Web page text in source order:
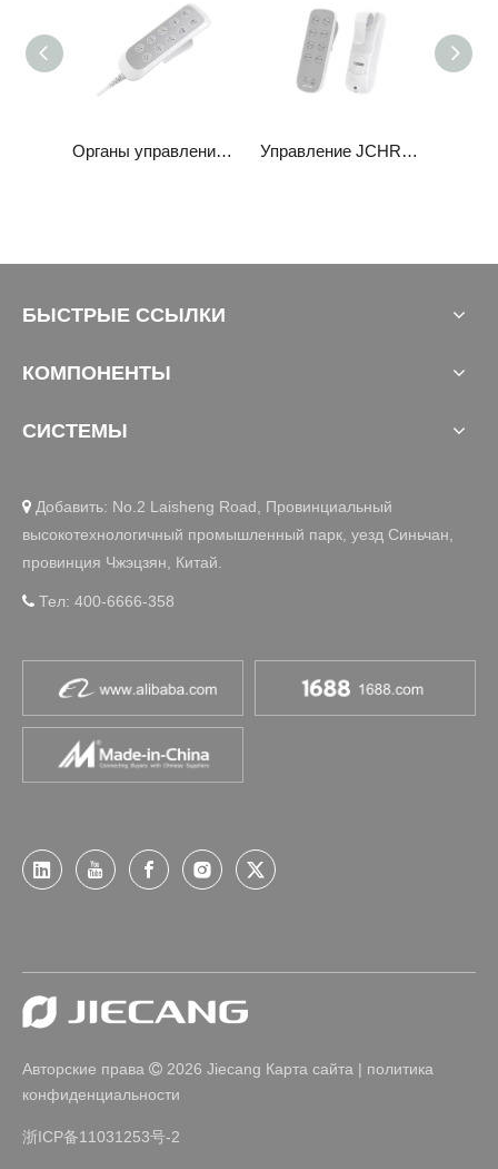
Органы управления JCH35A4 Управление JCHR35G
БЫСТРЫЕ ССЫЛКИ
КОМПОНЕНТЫ
СИСТЕМЫ
 Добавить: No.2 Laisheng Road, Провинциальный
высокотехнологичный промышленный парк, уезд Синьчан,
провинция Чжэцзян, Китай.
 Тел: 400-6666-358
Авторские права  2026 Jiecang Карта сайта | политика
конфиденциальности
浙ICP备11031253号-2